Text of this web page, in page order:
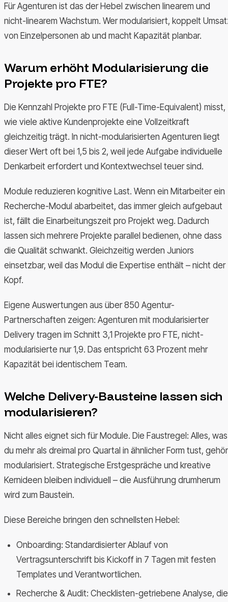
Für Agenturen ist das der Hebel zwischen linearem und
nicht-linearem Wachstum. Wer modularisiert, koppelt
von Einzelpersonen ab und macht Kapazität planbar.
Warum erhöht Modularisierung die
Projekte pro FTE?
Die Kennzahl Projekte pro FTE (Full-Time-Equivalent) misst,
wie viele aktive Kundenprojekte eine Vollzeitkraft
gleichzeitig trägt. In nicht-modularisierten Agenturen liegt
dieser Wert oft bei 1,5 bis 2, weil jede Aufgabe individuelle
Denkarbeit erfordert und Kontextwechsel teuer sind.
Module reduzieren kognitive Last. Wenn ein Mitarbeiter ein
Recherche-Modul abarbeitet, das immer gleich aufgebaut
ist, fällt die Einarbeitungszeit pro Projekt weg. Dadurch
lassen sich mehrere Projekte parallel bedienen, ohne dass
die Qualität schwankt. Gleichzeitig werden Juniors
einsetzbar, weil das Modul die Expertise enthält – nicht der
Kopf.
Eigene Auswertungen aus über 850 Agentur-
Partnerschaften zeigen: Agenturen mit modularisierter
Delivery tragen im Schnitt 3,1 Projekte pro FTE, nicht-
modularisierte nur 1,9. Das entspricht 63 Prozent mehr
Kapazität bei identischem Team.
Welche Delivery-Bausteine lassen sich
modularisieren?
Nicht alles eignet sich für Module. Die Faustregel: Alles, was
du mehr als dreimal pro Quartal in ähnlicher Form tust,
modularisiert. Strategische Erstgespräche und kreative
Kernideen bleiben individuell – die Ausführung drumherum
wird zum Baustein.
Diese Bereiche bringen den schnellsten Hebel:
Onboarding: Standardisierter Ablauf von
Vertragsunterschrift bis Kickoff in 7 Tagen mit festen
Templates und Verantwortlichen.
Recherche & Audit: Checklisten-getriebene Analyse, die